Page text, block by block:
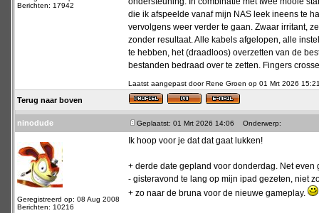
Berichten: 17942
die ik afspeelde vanaf mijn NAS leek ineens te
vervolgens weer verder te gaan. Zwaar irritant,
zonder resultaat. Alle kabels afgelopen, alle
te hebben, het (draadloos) overzetten van de
bestanden bedraad over te zetten. Fingers
Laatst aangepast door Rene Groen op 01 Mrt 2026
Terug naar boven
ninodude Geplaatst: 01 Mrt 2026 14:06 Onderwerp:
Geregistreerd op: 08 Aug 2008
Berichten: 10216
Ik hoop voor je dat dat gaat lukken!
+ derde date gepland voor donderdag. Net
- gisteravond te lang op mijn ipad gezeten, niet
+ zo naar de bruna voor de nieuwe gameplay.